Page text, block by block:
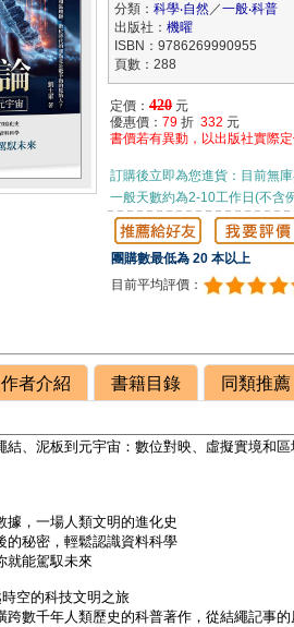
分類： 科學‧自然／一般‧科普
出版社： 機曜
ISBN：9786269990955
頁數：288
定價： 420 元
優惠價： 79 折 332 元
書價若有異動，以出版社實際
訂購後立即為您進貨：目前無
一般天數約為2-10工作日(不含
團購數最低為 20 本以上
目前平均評價：
作者介紹 書籍目錄 同類推薦